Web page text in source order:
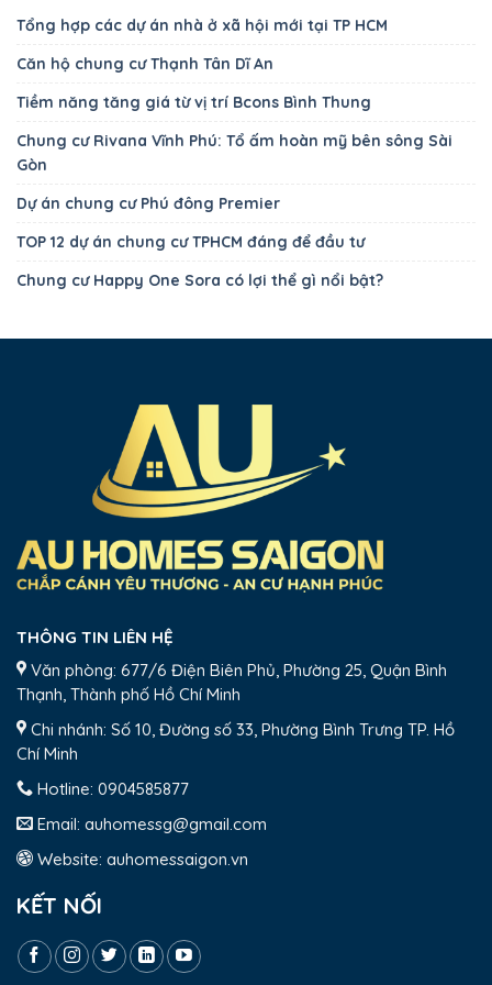
Tổng hợp các dự án nhà ở xã hội mới tại TP HCM
Căn hộ chung cư Thạnh Tân Dĩ An
Tiềm năng tăng giá từ vị trí Bcons Bình Thung
Chung cư Rivana Vĩnh Phú: Tổ ấm hoàn mỹ bên sông Sài
Gòn
Dự án chung cư Phú đông Premier
TOP 12 dự án chung cư TPHCM đáng để đầu tư
Chung cư Happy One Sora có lợi thể gì nổi bật?
THÔNG TIN LIÊN HỆ
Văn phòng: 677/6 Điện Biên Phủ, Phường 25, Quận Bình
Thạnh, Thành phố Hồ Chí Minh
Chi nhánh: Số 10, Đường số 33, Phường Bình Trưng TP. Hồ
Chí Minh
Hotline: 0904585877
Email: auhomessg@gmail.com
Website: auhomessaigon.vn
KẾT NỐI